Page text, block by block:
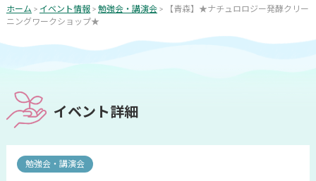
ッ
プ
ホーム > イベント情報> 勉強会・講演会>
【青森】★ナチュロロジー発酵クリー
ニングワークショップ★
イベント詳細
勉強会・講演会
投
ゲ
ー
シ
ン